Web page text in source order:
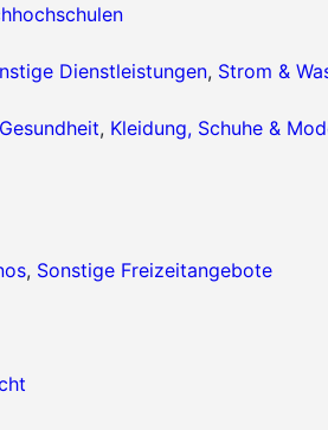
Dienstleistungen, Strom &
Gesundheit, Kleidung, Schuhe &
, Sonstige Freizeitangebote